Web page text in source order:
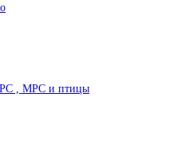
, МРС и птицы